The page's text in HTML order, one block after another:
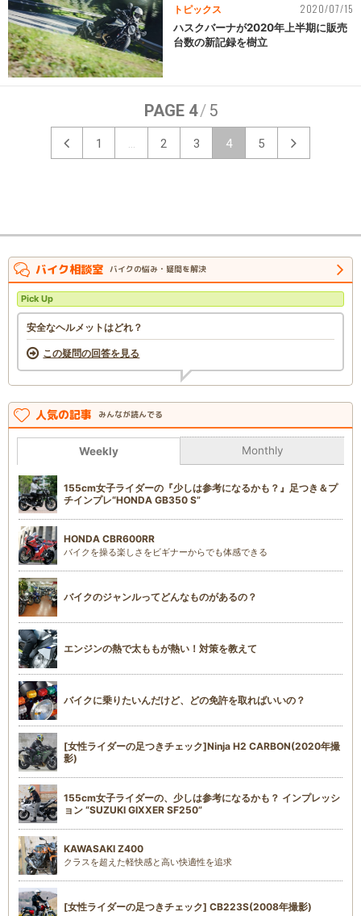
トピックス 2020/07/15
ハスクバーナが2020年上半期に販売
台数の新記録を樹立
PAGE 4/ 5
1 ... 2 3 4 5
バイク相談室 バイクの悩み・疑問を解決
Pick Up
安全なヘルメットはどれ？
この疑問の回答を見る
人気の記事 みんなが読んでる
Weekly Monthly
155cm女子ライダーの『少しは参考になるかも？』足つき＆プ
チインプレ“HONDA GB350 S”
HONDA CBR600RR
バイクを操る楽しさをビギナーからでも体感できる
バイクのジャンルってどんなものがあるの？
エンジンの熱で太ももが熱い！対策を教えて
バイクに乗りたいんだけど、どの免許を取ればいいの？
[女性ライダーの足つきチェック]Ninja H2 CARBON(2020年撮
影)
155cm女子ライダーの、少しは参考になるかも？ インプレッシ
ョン “SUZUKI GIXXER SF250”
KAWASAKI Z400
クラスを超えた軽快感と高い快適性を追求
[女性ライダーの足つきチェック] CB223S(2008年撮影)